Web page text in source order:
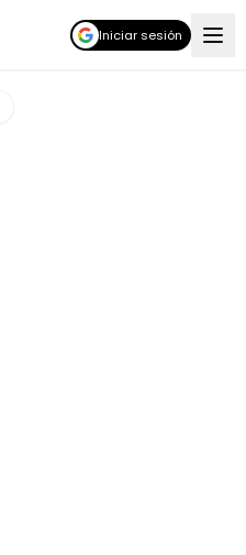
Iniciar sesión